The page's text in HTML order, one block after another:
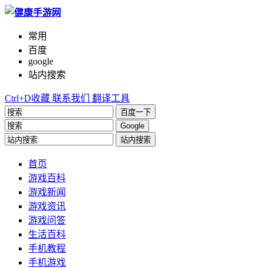
常用
百度
google
站内搜索
Ctrl+D收藏 联系我们 翻译工具
百度一下
Google
站内搜索
首页
游戏百科
游戏新闻
游戏资讯
游戏问答
生活百科
手机教程
手机游戏